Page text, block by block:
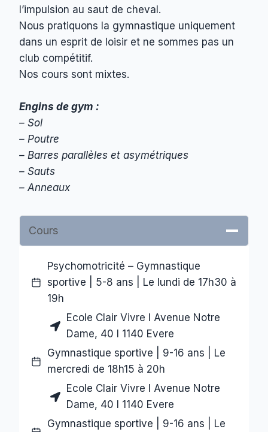
l’impulsion au saut de cheval.
Nous pratiquons la gymnastique uniquement
dans un esprit de loisir et ne sommes pas un
club compétitif.
Nos cours sont mixtes.
Engins de gym :
– Sol
– Poutre
– Barres parallèles et asymétriques
– Sauts
– Anneaux
Cours
Psychomotricité – Gymnastique
sportive | 5-8 ans | Le lundi de 17h30 à
19h
Ecole Clair Vivre I Avenue Notre
Dame, 40 I 1140 Evere
Gymnastique sportive | 9-16 ans | Le
mercredi de 18h15 à 20h
Ecole Clair Vivre I Avenue Notre
Dame, 40 I 1140 Evere
Gymnastique sportive | 9-16 ans | Le